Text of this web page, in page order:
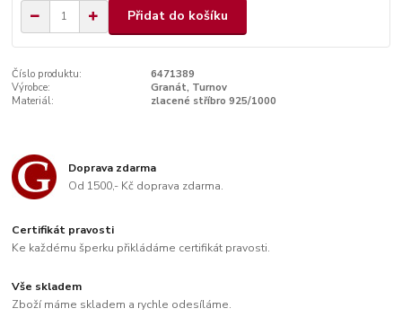
Přidat do košíku
Číslo produktu:
6471389
Výrobce:
Granát, Turnov
Materiál:
zlacené stříbro 925/1000
Doprava zdarma
Od 1500,- Kč doprava zdarma.
Certifikát pravosti
Ke každému šperku přikládáme certifikát pravosti.
Vše skladem
Zboží máme skladem a rychle odesíláme.